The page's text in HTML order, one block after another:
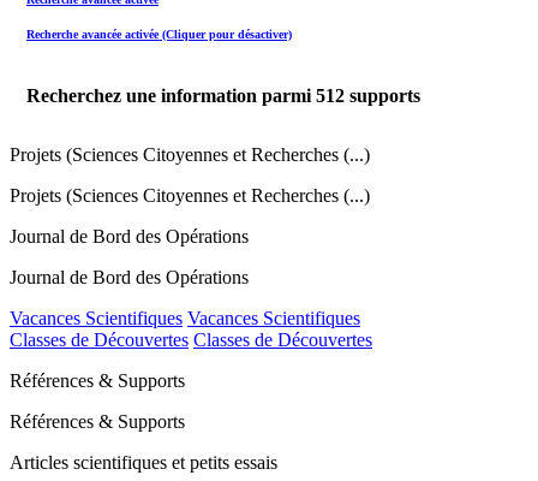
Recherche avancée activée (Cliquer pour désactiver)
Recherchez une information parmi 512 supports
Projets (Sciences Citoyennes et Recherches (...)
Projets (Sciences Citoyennes et Recherches (...)
Journal de Bord des Opérations
Journal de Bord des Opérations
Vacances Scientifiques Vacances Scientifiques
Classes de Découvertes Classes de Découvertes
Références & Supports
Références & Supports
Articles scientifiques et petits essais